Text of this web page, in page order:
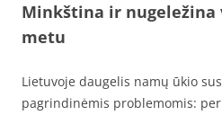
Minkština ir nugeležina
metu
Lietuvoje daugelis namų ūkio
pagrindinėmis problemomis: